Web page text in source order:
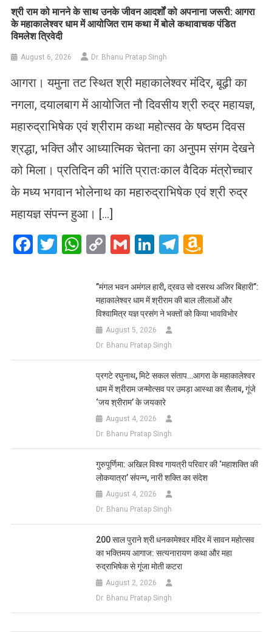
​श्री राम को मानने के साथ उनके जीवन आदर्शों को अपनाना जरूरी: आगरा
के महाकालेश्वर धाम में आयोजित राम कथा में बोले कथावाचक पंडित
विमलेश त्रिवेदी
August 6, 2026 Dr. Bhanu Pratap Singh
आगरा। यमुना तट स्थित श्री महाकालेश्वर मंदिर, बूढ़ी का
नगला, दयालबाग में आयोजित नौ दिवसीय श्री रुद्र महायज्ञ,
महारुद्राभिषेक एवं श्रीराम कथा महोत्सव के षष्ठम दिवस
श्रद्धा, भक्ति और आध्यात्मिक चेतना का अनुपम संगम देखने
को मिला। प्रतिदिन की भांति प्रातःकाल वैदिक मंत्रोच्चार
के मध्य भगवान भोलेनाथ का महारुद्राभिषेक एवं श्री रुद्र
महायज्ञ संपन्न हुआ। […]
Facebook
Twitter
WhatsApp
CopyGmailLinkedIn
Telegram
List
​”मंगल भवन अमंगल हारी, द्रवउ सो दसरथ अजिर बिहारी”:
महाकालेश्वर धाम में श्रीराम की बाल लीलाओं और
विश्वामित्र यज्ञ प्रसंग ने भक्तों को किया भावविभोर
August 5, 2026
Dr. Bhanu Pratap Singh
प्रगटे रघुनाथ, मिटे सकल संताप…आगरा के महाकालेश्वर
धाम में श्रीराम जन्मोत्सव पर उमड़ा आस्था का सैलाब, गूंजे
‘जय श्रीराम’ के जयकारे
August 4, 2026
Dr. Bhanu Pratap Singh
गुरुपूर्णिमा: अखिल विश्व गायत्री परिवार की ‘महाशक्ति की
लोकयात्रा’ संपन्न, नारी शक्ति का संदेश
August 4, 2026
Dr. Bhanu Pratap Singh
200 साल पुराने श्री धनकामेश्वर मंदिर में सावन महोत्सव
का भक्तिमय आगाज: सत्यनारायण कथा और महा
रुद्राभिषेक से गूंजा मोती कटरा
August 2, 2026
Dr. Bhanu Pratap Singh